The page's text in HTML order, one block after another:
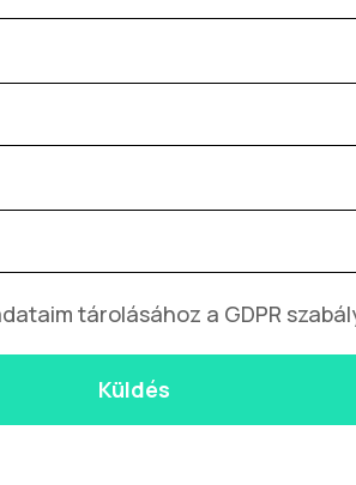
tárolásához a GDPR